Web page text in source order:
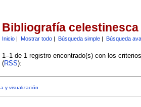
Bibliografía celestinesca
Inicio| Mostrar todo| Búsqueda simple| Búsqueda
1–1 de 1 registro encontrado(s) con los
(RSS):
y visualización